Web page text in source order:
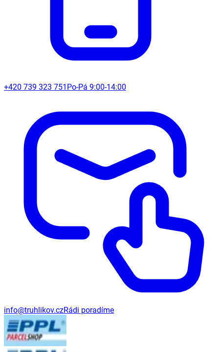
+420 739 323 751 Po-Pá 9:00-14:00
info@truhlikov.czRádi poradíme